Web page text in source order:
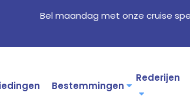
Bel maandag met onze cruise
Bestemmingen
Rederijen